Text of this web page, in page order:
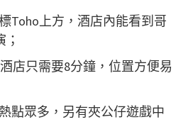
Toho上方，酒店內能看到哥
店只需要8分鐘，位置方便易
點眾多，另有夾公仔遊戲中